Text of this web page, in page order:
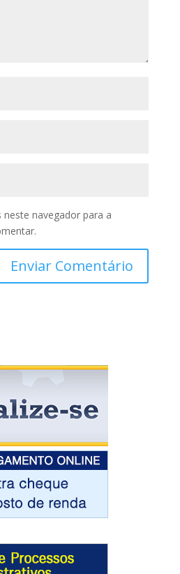
neste navegador para a